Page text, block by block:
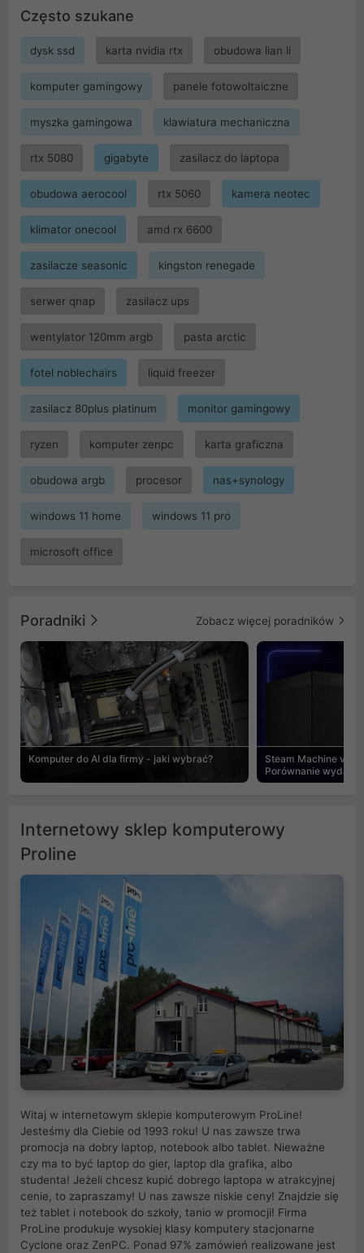
Często szukane
dysk ssd karta nvidia rtx obudowa lian li
komputer gamingowy panele fotowoltaiczne
myszka gamingowa klawiatura mechaniczna
rtx 5080 gigabyte zasilacz do laptopa
obudowa aerocool rtx 5060 kamera neotec
klimator onecool amd rx 6600
zasilacze seasonic kingston renegade
serwer qnap zasilacz ups
wentylator 120mm argb pasta arctic
fotel noblechairs liquid freezer
zasilacz 80plus platinum monitor gamingowy
ryzen komputer zenpc karta graficzna
obudowa argb procesor nas+synology
windows 11 home windows 11 pro
microsoft office
Poradniki Zobacz więcej poradników
Komputer do AI dla firmy - jaki wybrać?
Steam Machine vs
Porównanie
Internetowy sklep komputerowy
Proline
Witaj w internetowym sklepie komputerowym ProLine!
Jesteśmy dla Ciebie od 1993 roku! U nas zawsze trwa
promocja na dobry laptop, notebook albo tablet. Nieważne
czy ma to być laptop do gier, laptop dla grafika, albo
studenta! Jeżeli chcesz kupić dobrego laptopa w atrakcyjnej
cenie, to zapraszamy! U nas zawsze niskie ceny! Znajdzie się
też tablet i notebook do szkoły, tanio w promocji! Firma
ProLine produkuje wysokiej klasy komputery stacjonarne
Cyclone oraz ZenPC. Ponad 97% zamówień realizowane jest